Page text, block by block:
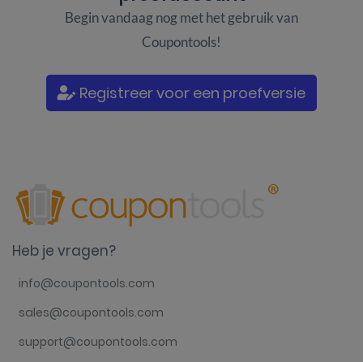
Begin vandaag nog met het gebruik van
Coupontools!
Registreer voor een proefversie
Heb je vragen?
info@coupontools.com
sales@coupontools.com
support@coupontools.com